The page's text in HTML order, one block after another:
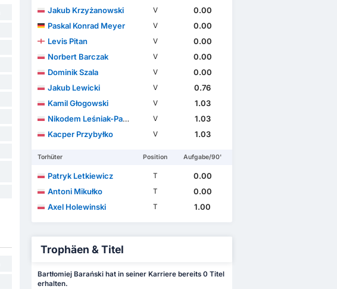
Jakub Krzyżanowski V
0.00
Paskal Konrad Meyer
V
0.00
Levis Pitan
V
0.00
Norbert Barczak
V
0.00
Dominik Szala
V
0.00
Jakub Lewicki
V
0.76
Kamil Głogowski
V
1.03
Nikodem Leśniak-Paduch
V
1.03
Kacper Przybyłko
V 1.03
Torhüter Position Aufgabe/90'
Patryk Letkiewicz T
0.00
Antoni Mikułko
T
0.00
Axel Holewinski
T 1.00
Trophäen & Titel
Bartłomiej Barański hat in seiner Karriere bereits 0 Titel
erhalten.